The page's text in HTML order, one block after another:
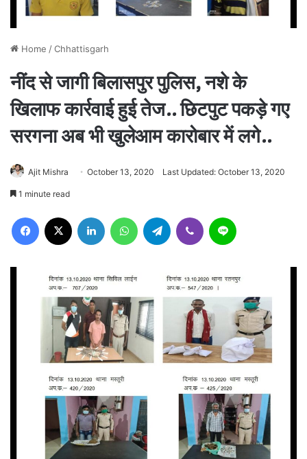
Home /Chhattisgarh
नींद से जागी बिलासपुर पुलिस, नशे के
खिलाफ कार्रवाई हुई तेज.. छिटपुट पकड़े गए
सरगना अब भी खुलेआम कारोबार में लगे..
Ajit Mishra October 13, 2020 Last Updated: October 13, 2020
1 minute read
Facebook LinkedIn WhatsAppTelegram Viber